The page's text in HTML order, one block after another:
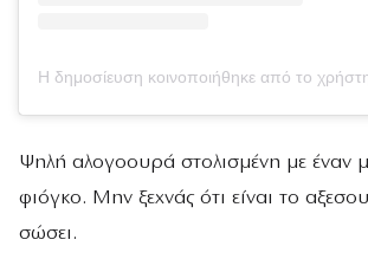
Η δημοσίευση κοινοποιήθηκε από το χρήστη
Ψηλή αλογοουρά στολισμένη με έναν
φιόγκο. Μην ξεχνάς ότι είναι το
σώσει.